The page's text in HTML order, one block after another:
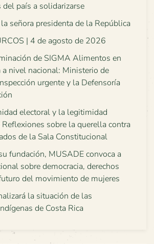
del país a solidarizarse
señora presidenta de la República
| 4 de agosto de 2026
de SIGMA Alimentos en
a nivel nacional: Ministerio de
urgente y la Defensoría
electoral y la legitimidad
sobre la querella contra
de la Sala Constitucional
fundación, MUSADE convoca a
sobre democracia, derechos
del movimiento de mujeres
la situación de las
de Costa Rica